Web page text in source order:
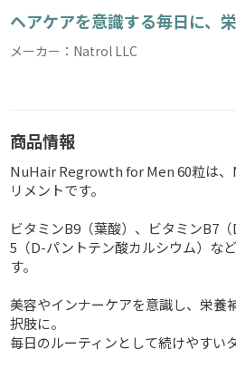
ヘアケアを意識する毎日に、栄
メーカー：Natrol LLC
商品情報
NuHair Regrowth for Men 60粒は
リメントです。
ビタミンB9（葉酸）、ビタミンB7
5（D-パントテン酸カルシウム）な
す。
美容やインナーケアを意識し、栄養
択肢に。
毎日のルーティンとして続けやすい